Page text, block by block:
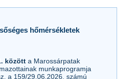
hőmérsékletek
között a Marossárpatak
munkaprogramja
a 159/29.06.2026. számú